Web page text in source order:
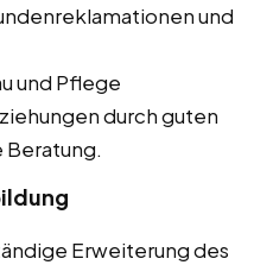
und
und Pflege
durch guten
Beratung.
Erweiterung des